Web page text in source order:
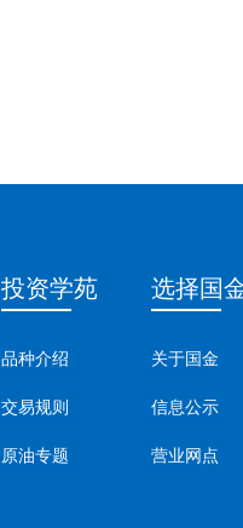
投资学苑
品种介绍
交易规则
原油专题
选择国
关于国金
信息公示
营业网点